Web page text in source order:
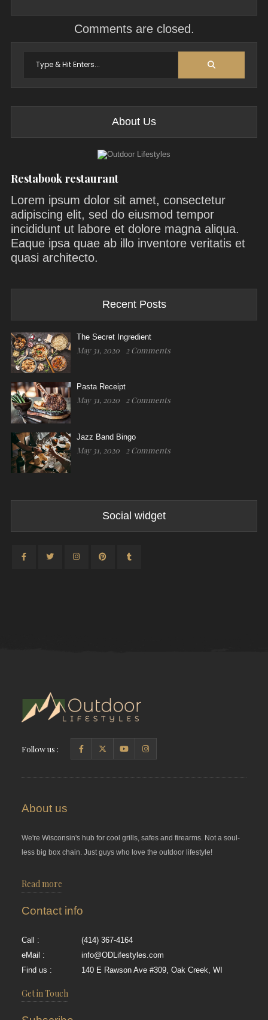
Comments are closed.
About Us
Restabook restaurant
Lorem ipsum dolor sit amet, consectetur
adipiscing elit, sed do eiusmod tempor
incididunt ut labore et dolore magna aliqua.
Eaque ipsa quae ab illo inventore veritatis et
quasi architecto.
Recent Posts
The Secret Ingredient
May 31, 2020 2 Comments
Pasta Receipt
May 31, 2020 2 Comments
Jazz Band Bingo
May 31, 2020 2 Comments
Social widget
Follow us :
About us
We're Wisconsin's hub for cool grills, safes and firearms. Not a soul-
less big box chain. Just guys who love the outdoor lifestyle!
Read more
Contact info
Call :
(414) 367-4164
eMail :
info@ODLifestyles.com
Find us :
140 E Rawson Ave #309, Oak Creek, WI
Get in Touch